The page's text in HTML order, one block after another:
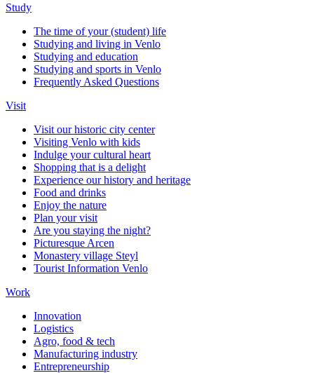
Study
The time of your (student) life
Studying and living in Venlo
Studying and education
Studying and sports in Venlo
Frequently Asked Questions
Visit
Visit our historic city center
Visiting Venlo with kids
Indulge your cultural heart
Shopping that is a delight
Experience our history and heritage
Food and drinks
Enjoy the nature
Plan your visit
Are you staying the night?
Picturesque Arcen
Monastery village Steyl
Tourist Information Venlo
Work
Innovation
Logistics
Agro, food & tech
Manufacturing industry
Entrepreneurship